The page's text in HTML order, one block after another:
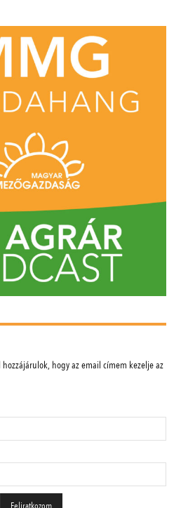
hogy az email címem kezelje az